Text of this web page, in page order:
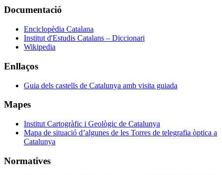
Documentació
Enciclopèdia Catalana
Institut d'Estudis Catalans – Diccionari
Wikipedia
Enllaços
Guia dels castells de Catalunya amb visita guiada
Mapes
Institut Cartogràfic i Geològic de Catalunya
Mapa de situació d’algunes de les Torres de telegrafia òptica a
Catalunya
Normatives